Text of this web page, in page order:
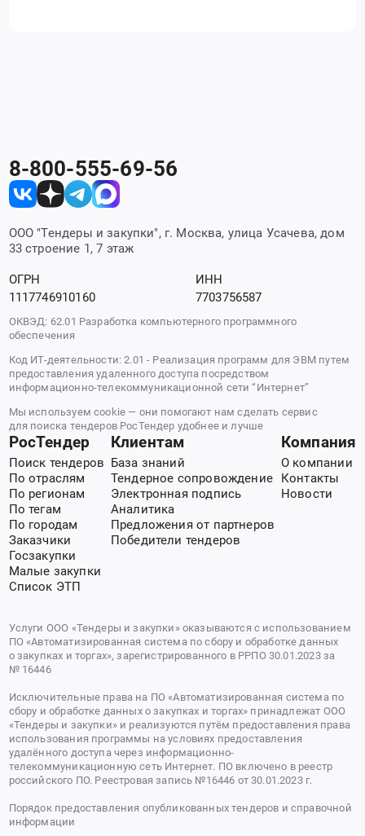
8-800-555-69-56
ООО "Тендеры и закупки", г. Москва, улица Усачева, дом
33 строение 1, 7 этаж
ОГРН
1117746910160
ИНН
7703756587
ОКВЭД: 62.01 Разработка компьютерного программного
обеспечения
Код ИТ-деятельности: 2.01 - Реализация программ для ЭВМ путем
предоставления удаленного доступа посредством
информационно-телекоммуникационной сети “Интернет”
Мы используем cookie — они помогают нам сделать сервис
для поиска тендеров РосТендер удобнее и лучше
РосТендер
Поиск тендеров
По отраслям
По регионам
По тегам
По городам
Заказчики
Госзакупки
Малые закупки
Список ЭТП
Клиентам
База знаний
Тендерное сопровождение
Электронная подпись
Аналитика
Предложения от партнеров
Победители тендеров
Компания
О компании
Контакты
Новости
Услуги ООО «Тендеры и закупки» оказываются с использованием
ПО «Автоматизированная система по сбору и обработке данных
о закупках и торгах», зарегистрированного в РРПО 30.01.2023 за
№ 16446
Исключительные права на ПО «Автоматизированная система по
сбору и обработке данных о закупках и торгах» принадлежат ООО
«Тендеры и закупки» и реализуются путём предоставления права
использования программы на условиях предоставления
удалённого доступа через информационно-
телекоммуникационную сеть Интернет. ПО включено в реестр
российского ПО. Реестровая запись №16446 от 30.01.2023 г.
Порядок предоставления опубликованных тендеров и справочной
информации